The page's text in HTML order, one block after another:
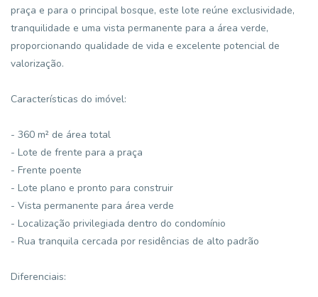
praça e para o principal bosque, este lote reúne exclusividade,
tranquilidade e uma vista permanente para a área verde,
proporcionando qualidade de vida e excelente potencial de
valorização.
Características do imóvel:
- 360 m² de área total
- Lote de frente para a praça
- Frente poente
- Lote plano e pronto para construir
- Vista permanente para área verde
- Localização privilegiada dentro do condomínio
- Rua tranquila cercada por residências de alto padrão
Diferenciais: